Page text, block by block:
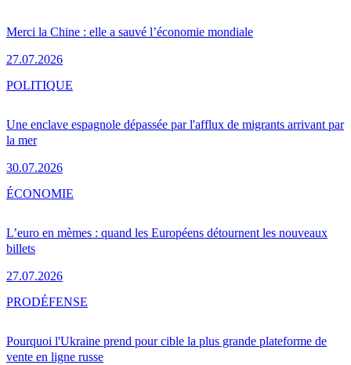
Merci la Chine : elle a sauvé l’économie mondiale
27.07.2026
Une enclave espagnole dépassée par l'afflux de migrants arrivant par
la mer
30.07.2026
POLITIQUE
L’euro en mèmes : quand les Européens détournent les nouveaux
billets
27.07.2026
ÉCONOMIE
Pourquoi l'Ukraine prend pour cible la plus grande plateforme de
vente en ligne russe
PRODÉFENSE